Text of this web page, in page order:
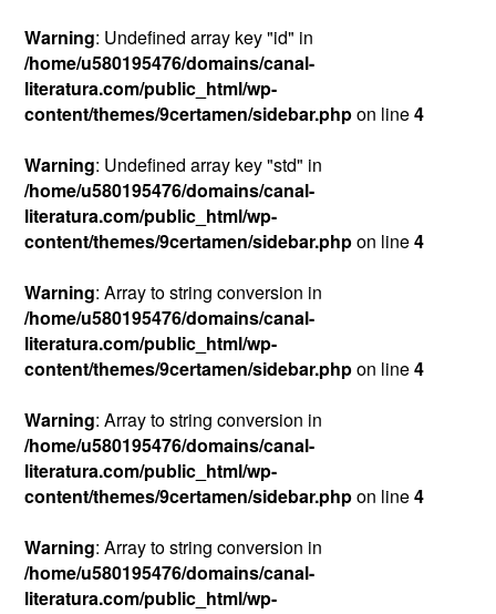
Warning: Undefined array key "id" in
/home/u580195476/domains/canal-
literatura.com/public_html/wp-
content/themes/9certamen/sidebar.phpon line4
Warning: Undefined array key "std" in
/home/u580195476/domains/canal-
literatura.com/public_html/wp-
content/themes/9certamen/sidebar.phpon line4
Warning: Array to string conversion in
/home/u580195476/domains/canal-
literatura.com/public_html/wp-
content/themes/9certamen/sidebar.phpon line4
Warning: Array to string conversion in
/home/u580195476/domains/canal-
literatura.com/public_html/wp-
content/themes/9certamen/sidebar.phpon line4
Warning: Array to string conversion in
/home/u580195476/domains/canal-
literatura.com/public_html/wp-